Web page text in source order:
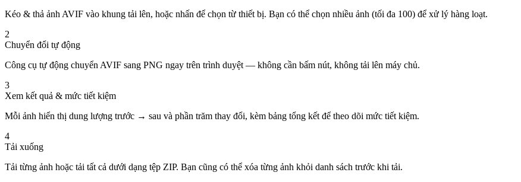
Kéo & thả ảnh AVIF vào khung tải lên, hoặc nhấn để chọn từ thiết bị. Bạn có thể chọn nhiều ảnh (tối đa 100) để xử lý hàng loạt.
2
Chuyển đổi tự động
Công cụ tự động chuyển AVIF sang PNG ngay trên trình duyệt — không cần bấm nút, không tải lên máy chủ.
3
Xem kết quả & mức tiết kiệm
Mỗi ảnh hiển thị dung lượng trước → sau và phần trăm thay đổi, kèm bảng tổng kết để theo dõi mức tiết kiệm.
4
Tải xuống
Tải từng ảnh hoặc tải tất cả dưới dạng tệp ZIP. Bạn cũng có thể xóa từng ảnh khỏi danh sách trước khi tải.